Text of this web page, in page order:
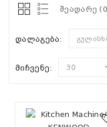
შეადარე
დალაგება:
მიჩვენე: 30